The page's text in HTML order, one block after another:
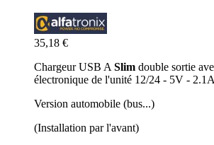
35,18 €
Chargeur USB A Slim double sortie
électronique de l'unité 12/24 - 5V -
Version automobile (bus...)
(Installation par l'avant)